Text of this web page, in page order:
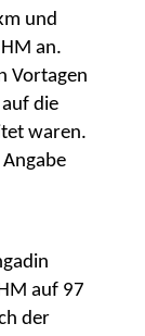
und
an.
Vortagen
die
waren.
auf 97
der